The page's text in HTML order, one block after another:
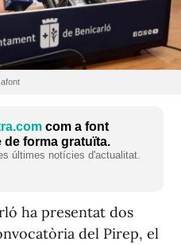
com a font
de forma gratuïta.
últimes notícies d'actualitat.
ha presentat dos
del Pirep, el